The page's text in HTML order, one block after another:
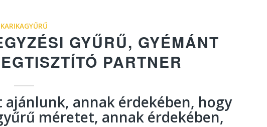
KARIKAGYŰRŰ
GYŰRŰ, GYÉMÁNT
PARTNER
annak érdekében, hogy
méretet, annak érdekében,